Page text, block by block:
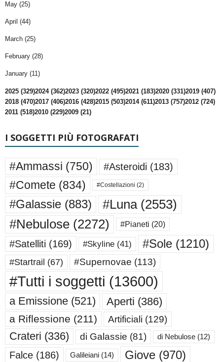
May (25)
April (44)
March (25)
February (28)
January (11)
2025 (329)2024 (362)2023 (320)2022 (495)2021 (183)2020 (331)2019 (407)
2018 (470)2017 (406)2016 (428)2015 (503)2014 (611)2013 (757)2012 (724)
2011 (518)2010 (229)2009 (21)
I SOGGETTI PIÙ FOTOGRAFATI
#Ammassi (750) #Asteroidi (183)
#Comete (834) #Costellazioni (2)
#Galassie (883) #Luna(2553)
#Nebulose (2272) #Pianeti (20)
#Satelliti (169) #Skyline (41) #Sole (1210)
#Startrail (67) #Supernovae (113)
#Tutti i soggetti (13600)
a Emissione (521) Aperti (386)
a Riflessione (211) Artificiali (129)
Crateri (336) di Galassie (81) di Nebulose (12)
Falce (186) Galileiani (14) Giove (970)